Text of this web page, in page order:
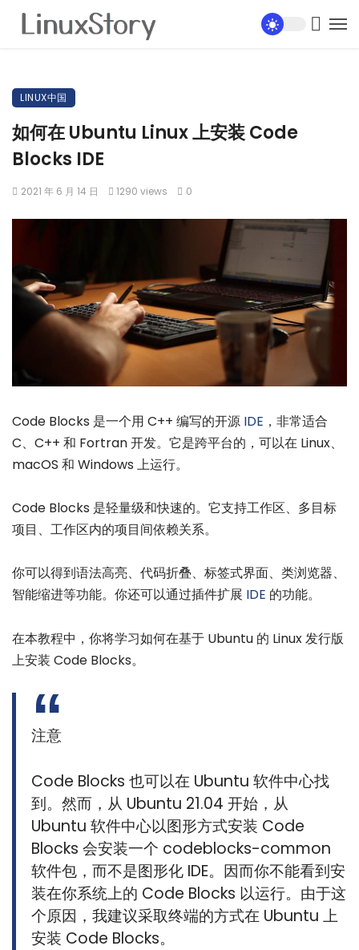
LINUX中国
如何在 Ubuntu Linux 上安装 Code
Blocks IDE
2021 年 6 月 14 日 1290 views 0
Code Blocks 是一个用 C++ 编写的开源 IDE ，非常适合
C、C++ 和 Fortran 开发。它是跨平台的，可以在 Linux、
macOS 和 Windows 上运行。
Code Blocks 是轻量级和快速的。它支持工作区、多目标
项目、工作区内的项目间依赖关系。
你可以得到语法高亮、代码折叠、标签式界面、类浏览器、
智能缩进等功能。你还可以通过插件扩展 IDE 的功能。
在本教程中，你将学习如何在基于 Ubuntu 的 Linux 发行版
上安装 Code Blocks。
注意
Code Blocks 也可以在 Ubuntu 软件中心找
到。然而，从 Ubuntu 21.04 开始，从
Ubuntu 软件中心以图形方式安装 Code
Blocks 会安装一个 codeblocks-common
软件包，而不是图形化 IDE。因而你不能看到安
装在你系统上的 Code Blocks 以运行。由于这
个原因，我建议采取终端的方式在 Ubuntu 上
安装 Code Blocks。